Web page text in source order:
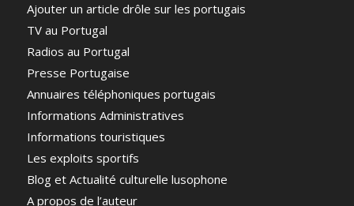
Ajouter un article drôle sur les portugais
TV au Portugal
Radios au Portugal
Presse Portugaise
Annuaires téléphoniques portugais
Informations Administratives
Informations touristiques
Les exploits sportifs
Blog et Actualité culturelle lusophone
A propos de l’auteur